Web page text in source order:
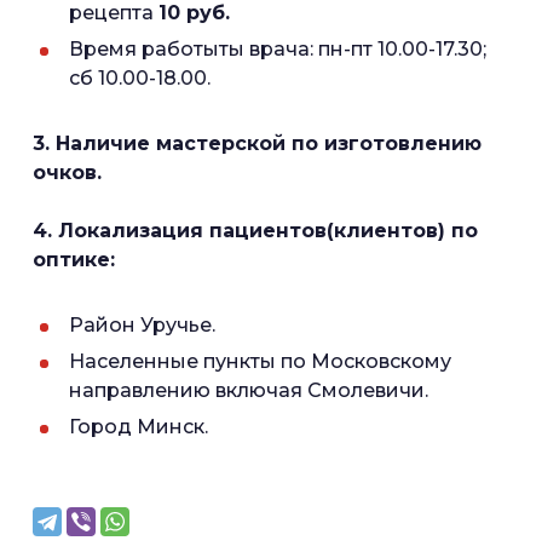
рецепта 10 руб.
Время работыты врача: пн-пт 10.00-17.30;
сб 10.00-18.00.
3. Наличие мастерской по изготовлению
очков.
4. Локализация пациентов(клиентов) по
оптике:
Район Уручье.
Населенные пункты по Московскому
направлению включая Смолевичи.
Город Минск.